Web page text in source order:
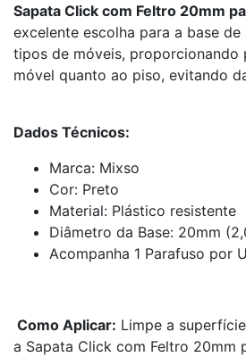
Sapata Click com Feltro 20mm
excelente escolha para a base
tipos de móveis, proporcionando
móvel quanto ao piso, evitando
Dados Técnicos:
Marca: Mixso
Cor: Preto
Material: Plástico resistente
Diâmetro da Base: 20mm
Acompanha 1 Parafuso por
Como Aplicar: Limpe a
a Sapata Click com Feltro 20mm